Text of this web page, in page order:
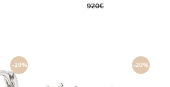
920€
-20% -20%